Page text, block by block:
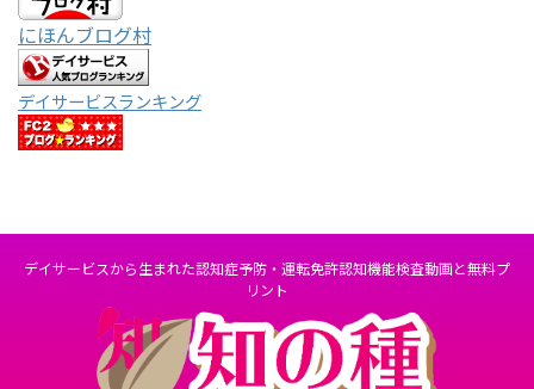
にほんブログ村
デイサービスランキング
デイサービスから生まれた認知症予防・運転免許認知機能検査動画と無料プ
リント